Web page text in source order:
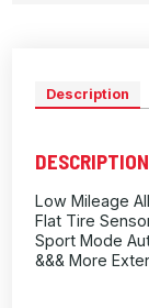
Description
Low Mileage
Flat Tire
Sport Mode
&&& More